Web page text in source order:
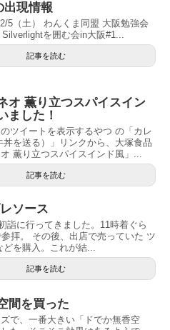
出現情報
5（土） わんくま同盟 大阪勉強会
を囲む会in大阪#1...
記事を読む
オ 薫り立つスパイスイン
ました！
ツイートを表示するやつ の「カレ
丼を送る）」リンクから、大塚食品
オ 薫り立つスパイスインド風」...
記事を読む
ソース
詣に行ってきました。11時着ぐら
拝。 その後、出店で売っていた ツ
どを購入。これが結...
記事を読む
間を買った
で、一番大きい「ドでか無香空